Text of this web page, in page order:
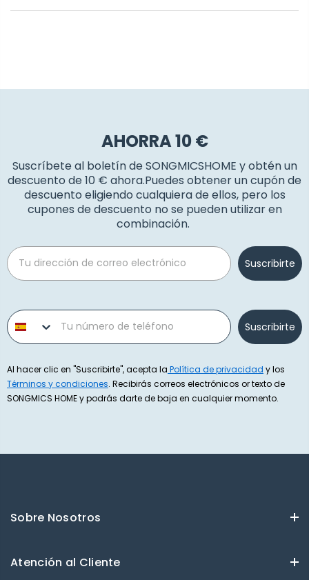
AHORRA 10 €
Suscríbete al boletín de SONGMICSHOME y obtén un
descuento de 10 € ahora.Puedes obtener un cupón de
descuento eligiendo cualquiera de ellos, pero los
cupones de descuento no se pueden utilizar en
combinación.
Email
Suscribirte
Phone number
Suscribirte
Al hacer clic en "Suscribirte", acepta la Política de privacidad y los
Términos y condiciones. Recibirás correos electrónicos or texto de
SONGMICS HOME y podrás darte de baja en cualquier momento.
Sobre Nosotros
Atención al Cliente